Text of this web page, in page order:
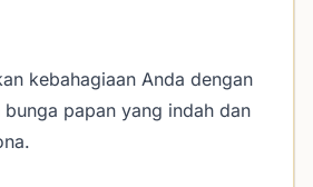
kebahagiaan Anda dengan
bunga papan yang indah dan